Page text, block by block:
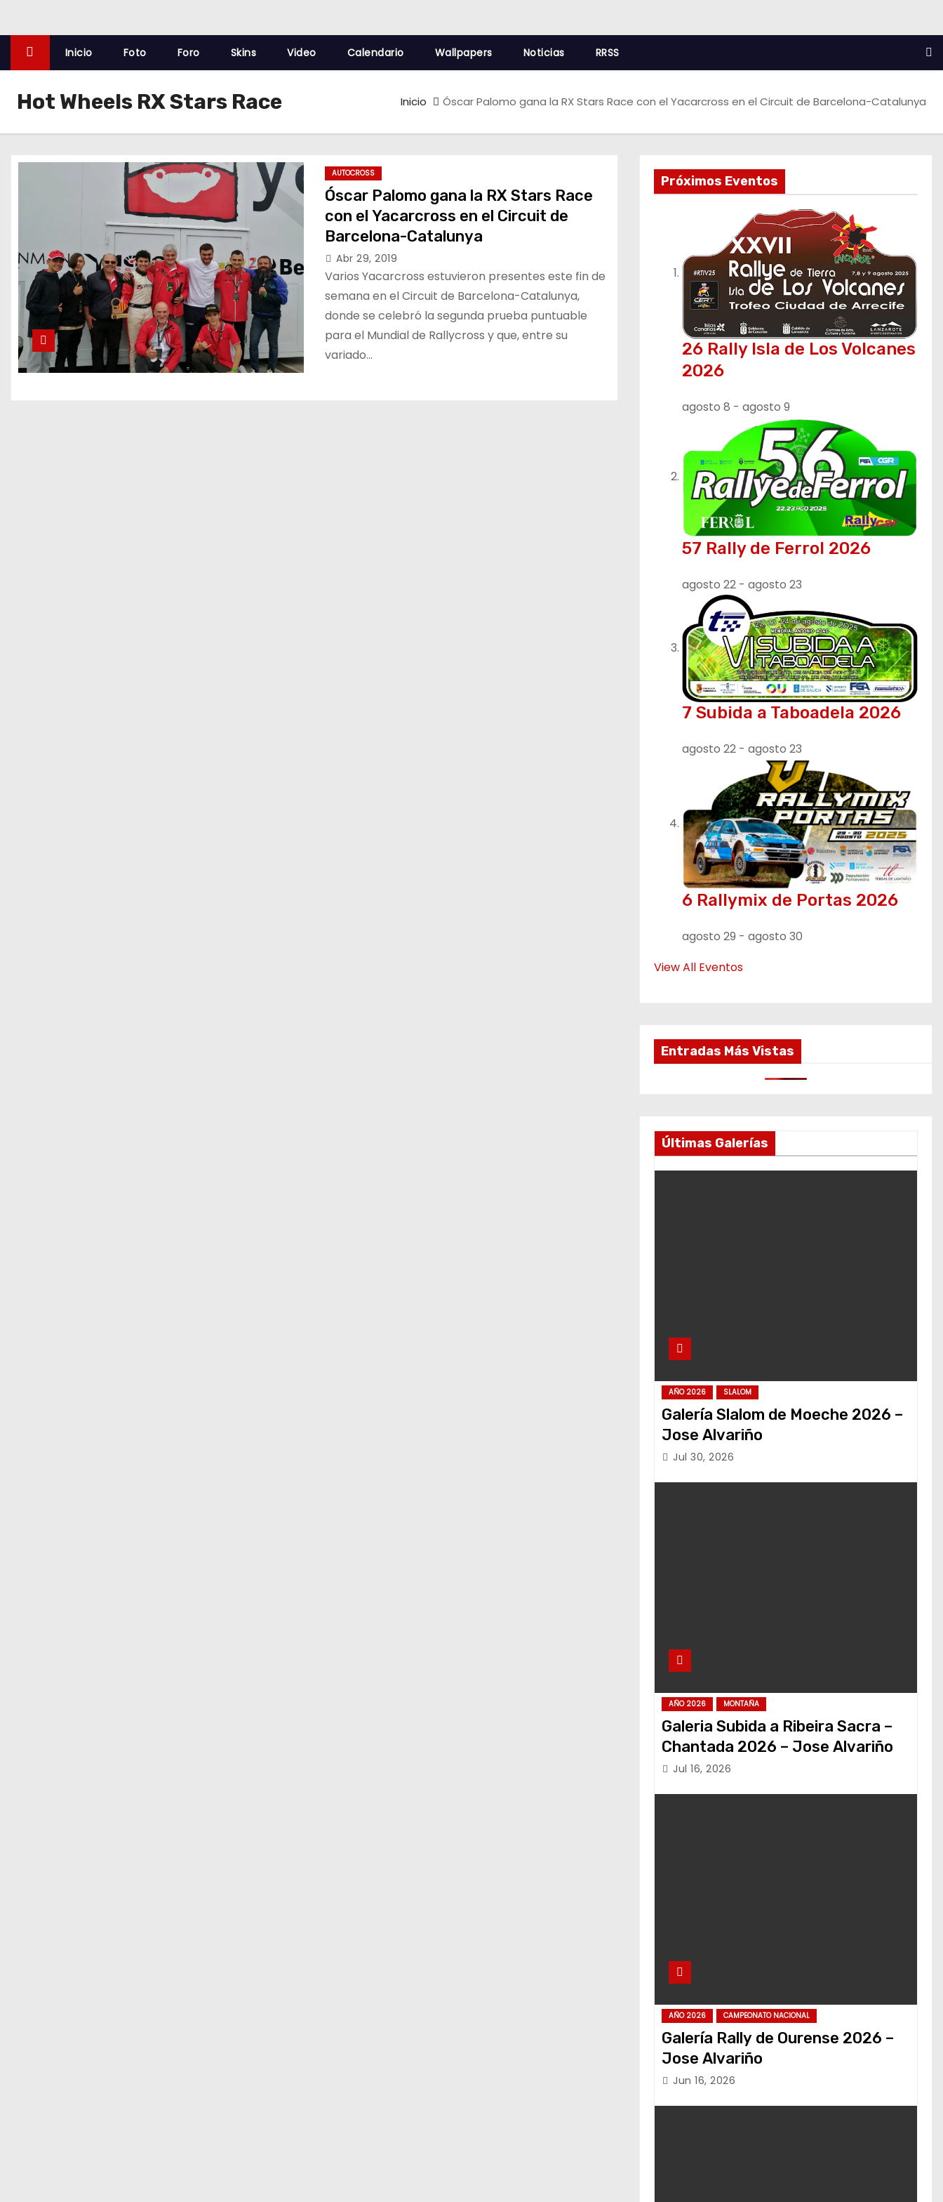
Inicio Foto Foro Skins Video Calendario Wallpapers Noticias RRSS
Hot Wheels RX Stars Race Inicio Óscar Palomo gana la RX Stars Race con el Yacarcross en el Circuit de Barcelona-Catalunya
AUTOCROSS
Óscar Palomo gana la RX Stars Race
con el Yacarcross en el Circuit de
Barcelona-Catalunya
Abr 29, 2019
Varios Yacarcross estuvieron presentes este fin de
semana en el Circuit de Barcelona-Catalunya,
donde se celebró la segunda prueba puntuable
para el Mundial de Rallycross y que, entre su
variado…
Próximos Eventos
26 Rally Isla de Los Volcanes
2026
agosto 8 - agosto 9
57 Rally de Ferrol 2026
agosto 22 - agosto 23
7 Subida a Taboadela 2026
agosto 22 - agosto 23
6 Rallymix de Portas 2026
agosto 29 - agosto 30
View All Eventos
Entradas Más Vistas
Últimas Galerías
AÑO 2026 SLALOM
Galería Slalom de Moeche 2026 –
Jose Alvariño
Jul 30, 2026
AÑO 2026 MONTAÑA
Galeria Subida a Ribeira Sacra –
Chantada 2026 – Jose Alvariño
Jul 16, 2026
AÑO 2026 CAMPEONATO NACIONAL
Galería Rally de Ourense 2026 –
Jose Alvariño
Jun 16, 2026